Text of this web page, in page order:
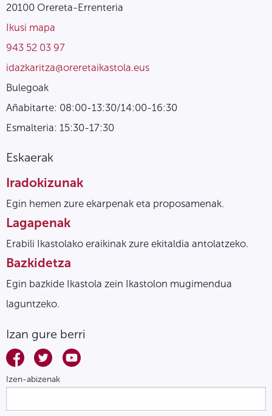
20100 Orereta-Errenteria
Ikusi mapa
943 52 03 97
idazkaritza@oreretaikastola.eus
Bulegoak
Añabitarte: 08:00-13:30/14:00-16:30
Esmalteria: 15:30-17:30
Eskaerak
Iradokizunak
Egin hemen zure ekarpenak eta proposamenak.
Lagapenak
Erabili Ikastolako eraikinak zure ekitaldia antolatzeko.
Bazkidetza
Egin bazkide Ikastola zein Ikastolon mugimendua
laguntzeko.
Izan gure berri
Izen-abizenak